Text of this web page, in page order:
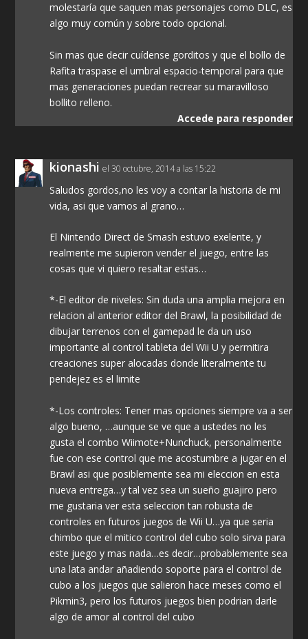
molestaría que saquen mas personajes como DLC, es
algo muy común y sobre todo opcional.
Sin mas que decir cuídense gorditos y que el bollo de
Rafita traspase el umbral espacio-temporal para que
mas generaciones puedan recrear su maravilloso
bollito relleno.
Accede para responder
kionashi el 30 octubre, 2014 a las 15:22
Saludos gordos,no les voy a contar la historia de mi
vida, asi que vamos al grano…
El Nintendo Direct de Smash estuvo exelente, y
realmente me supieron vender el juego, entre las
cosas que vi quiero resaltar estas…
*-El editor de niveles: Sin duda una amplia mejora en
relacion al anterior editor del Brawl, la posibilidad de
dibujar terrenos con el gamepad le da un uso
importante al control tableta del Wii U y permitira
creaciones super alocadas donde literalmente tu
pendejez es el limite
*-Los controles: Tener mas opciones siempre va a ser
algo bueno, …aunque se ve que a ustedes no les
gusta el combo Wiimote+Nunchuck, personalmente
fue con ese control que me acostumbre a jugar en el
Brawl asi que posiblemente sea mi eleccion en esta
nueva entrega…y tal vez sea un sueño guajiro pero
me gustaria ver esta seleccion tan robusta de
controles en futuros juegos de Wii U…ya que seria
chimbo que el mitico control del cubo solo sirva para
este juego y mas nada…es decir…probablemente sea
una lata andar añadiendo soporte para el control de
cubo a los juegos que salieron hace meses como el
Pikmin3, pero los futuros juegos bien podrian darle
algo de amor al control del cubo